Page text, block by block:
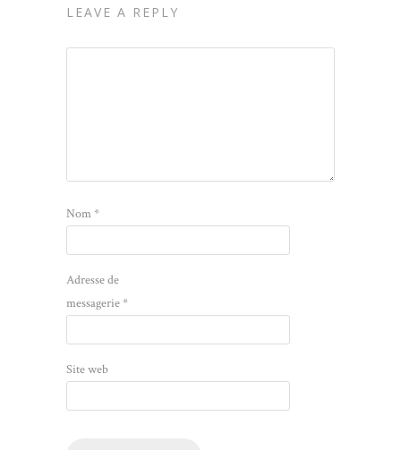
LEAVE A REPLY
Nom*
Adresse de
messagerie*
Site web